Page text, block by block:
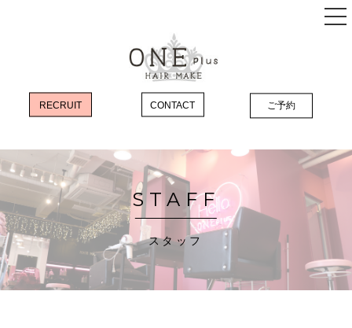
RECRUIT CONTACT ご予約
店舗のご案内
コンセプト
メニュー
最先端のエクステで気軽にスタイルチェンジ
《髪質改善カラー》《韓国風カラー》で
あなたの「なりたい」を叶えます
《髪質改善》COTA
STAFF
スタッフ